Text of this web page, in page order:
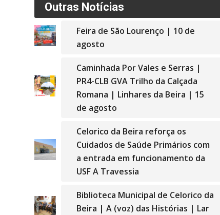
Outras Notícias
Feira de São Lourenço | 10 de
agosto
Caminhada Por Vales e Serras |
PR4-CLB GVA Trilho da Calçada
Romana | Linhares da Beira | 15
de agosto
Celorico da Beira reforça os
Cuidados de Saúde Primários com
a entrada em funcionamento da
USF A Travessia
Biblioteca Municipal de Celorico da
Beira | A (voz) das Histórias | Lar